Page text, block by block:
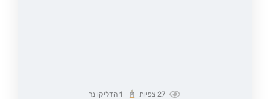
27 צפיות 1הדליקו נר